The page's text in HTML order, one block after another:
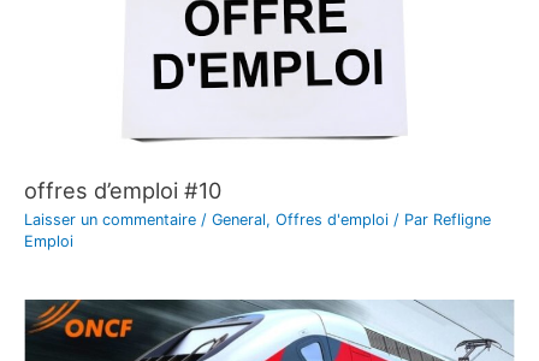
offres d’emploi #10
Laisser un commentaire / General, Offres d'emploi / Par Refligne
Emploi